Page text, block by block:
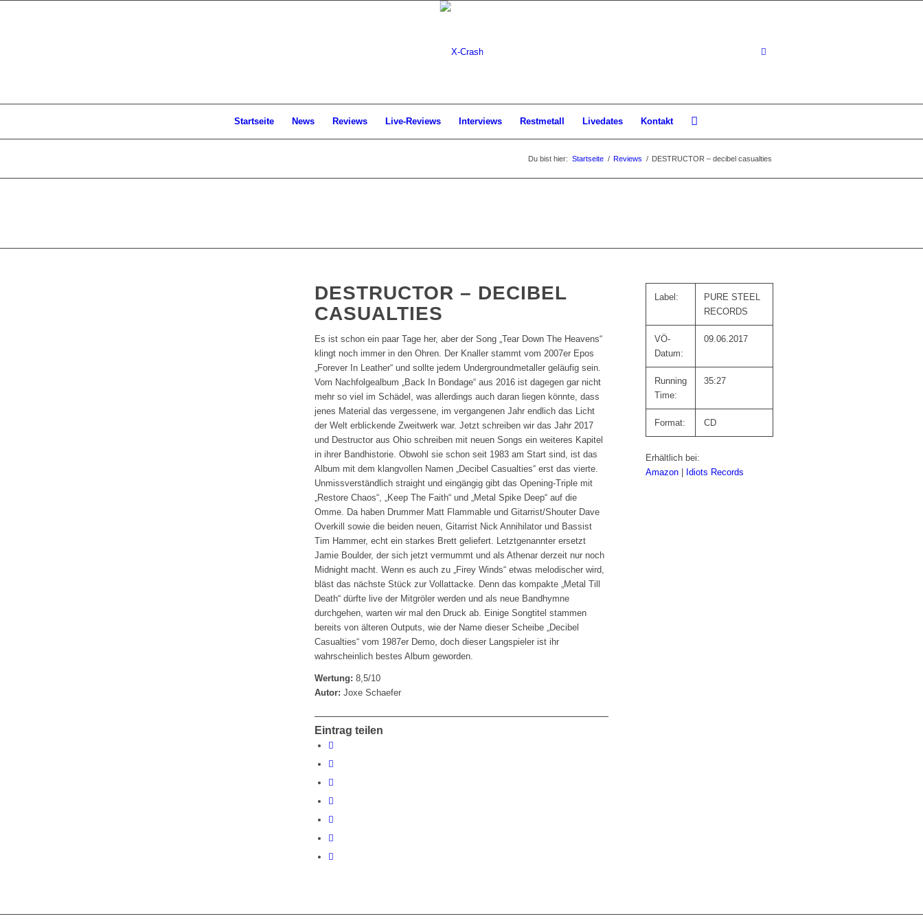
Startseite News Reviews Live-Reviews Interviews Restmetall Livedates Kontakt
Du bist hier: Startseite / Reviews / DESTRUCTOR – decibel casualties
DESTRUCTOR – DECIBEL
CASUALTIES
Es ist schon ein paar Tage her, aber der Song „Tear Down The Heavens“
klingt noch immer in den Ohren. Der Knaller stammt vom 2007er Epos
„Forever In Leather“ und sollte jedem Undergroundmetaller geläufig sein.
Vom Nachfolgealbum „Back In Bondage“ aus 2016 ist dagegen gar nicht
mehr so viel im Schädel, was allerdings auch daran liegen könnte, dass
jenes Material das vergessene, im vergangenen Jahr endlich das Licht
der Welt erblickende Zweitwerk war. Jetzt schreiben wir das Jahr 2017
und Destructor aus Ohio schreiben mit neuen Songs ein weiteres Kapitel
in ihrer Bandhistorie. Obwohl sie schon seit 1983 am Start sind, ist das
Album mit dem klangvollen Namen „Decibel Casualties“ erst das vierte.
Unmissverständlich straight und eingängig gibt das Opening-Triple mit
„Restore Chaos“, „Keep The Faith“ und „Metal Spike Deep“ auf die
Omme. Da haben Drummer Matt Flammable und Gitarrist/Shouter Dave
Overkill sowie die beiden neuen, Gitarrist Nick Annihilator und Bassist
Tim Hammer, echt ein starkes Brett geliefert. Letztgenannter ersetzt
Jamie Boulder, der sich jetzt vermummt und als Athenar derzeit nur noch
Midnight macht. Wenn es auch zu „Firey Winds“ etwas melodischer wird,
bläst das nächste Stück zur Vollattacke. Denn das kompakte „Metal Till
Death“ dürfte live der Mitgröler werden und als neue Bandhymne
durchgehen, warten wir mal den Druck ab. Einige Songtitel stammen
bereits von älteren Outputs, wie der Name dieser Scheibe „Decibel
Casualties“ vom 1987er Demo, doch dieser Langspieler ist ihr
wahrscheinlich bestes Album geworden.
Wertung: 8,5/10
Autor: Joxe Schaefer
Eintrag teilen
Label:
PURE STEEL
RECORDS
VÖ-
Datum:
09.06.2017
Running
Time:
35:27
Format: CD
Erhältlich bei:
Amazon
Idiots Records